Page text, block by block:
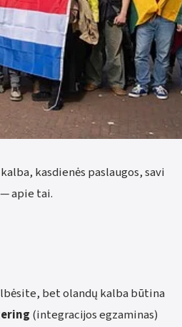
kasdienės paslaugos, savi
apie tai.
bet olandų kalba būtina
(integracijos egzaminas)